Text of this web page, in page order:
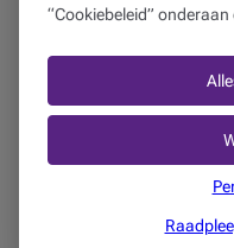
“Cookiebeleid” onderaan